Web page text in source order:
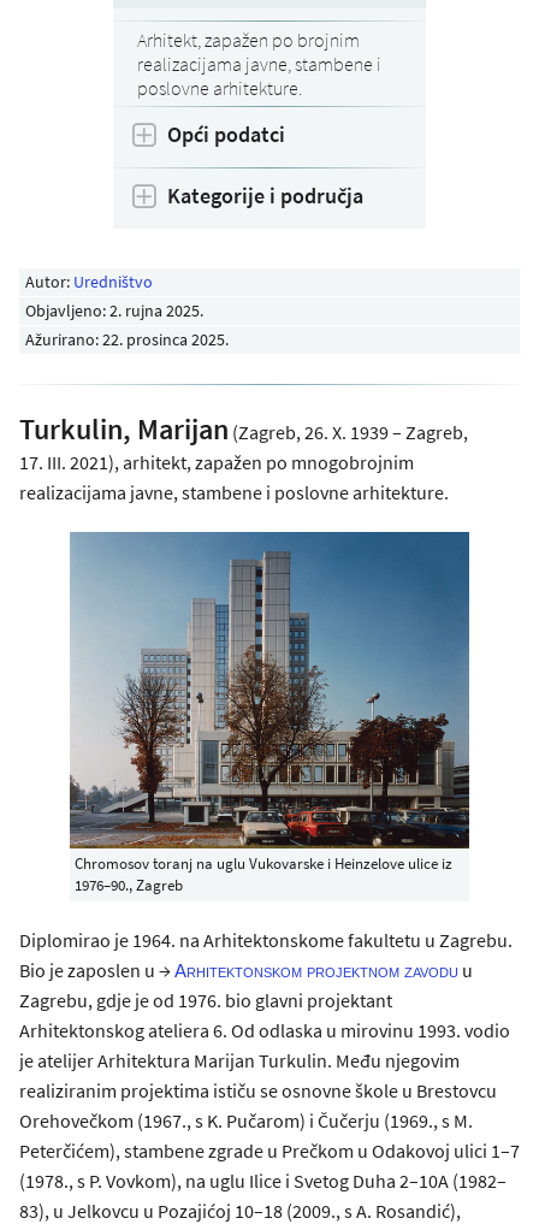
Autor: Uredništvo
Objavljeno:2. rujna 2025.
Ažurirano: 22. prosinca 2025.
Turkulin, Marijan (Zagreb, 26. X. 1939 – Zagreb,
17. III. 2021), arhitekt, zapažen po mnogobrojnim
realizacijama javne, stambene i poslovne arhitekture.
Chromosov toranj na uglu Vukovarske i Heinzelove ulice iz
1976–90., Zagreb
Diplomirao je 1964. na Arhitektonskome fakultetu u Zagrebu.
Bio je zaposlen u →Arhitektonskom projektnom zavodu u
Zagrebu, gdje je od 1976. bio glavni projektant
Arhitektonskog ateliera 6. Od odlaska u mirovinu 1993. vodio
je atelijer Arhitektura Marijan Turkulin. Među njegovim
realiziranim projektima ističu se osnovne škole u Brestovcu
Orehovečkom (1967., s K. Pučarom) i Čučerju (1969., s M.
Peterčićem), stambene zgrade u Prečkom u Odakovoj ulici 1–7
(1978., s P. Vovkom), na uglu Ilice i Svetog Duha 2–10A (1982–
83), u Jelkovcu u Pozajićoj 10–18 (2009., s A. Rosandić),
Arhitekt, zapažen po brojnim
realizacijama javne, stambene i
poslovne arhitekture.
Opći podatci
Kategorije i područja